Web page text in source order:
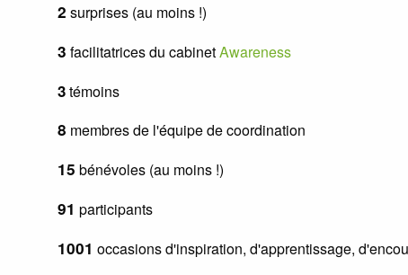
2 surprises (au moins !)
3 facilitatrices du cabinetAwareness
3témoins
8 membres de l'équipe de coordination
15 bénévoles (au moins !)
91 participants
1001 occasions d'inspiration, d'apprentissage,